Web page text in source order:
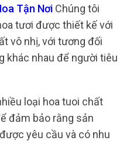
Tận Nơi Chúng tôi
tươi được thiết kế với
vô nhị, với tương đối
khác nhau để người tiêu
loại hoa tuoi chất
đảm bảo rằng sản
yêu cầu và có nhu